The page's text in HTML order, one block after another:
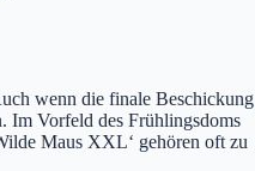
wenn die finale Beschickung
Im Vorfeld des Frühlingsdoms
Maus XXL‘ gehören oft zu